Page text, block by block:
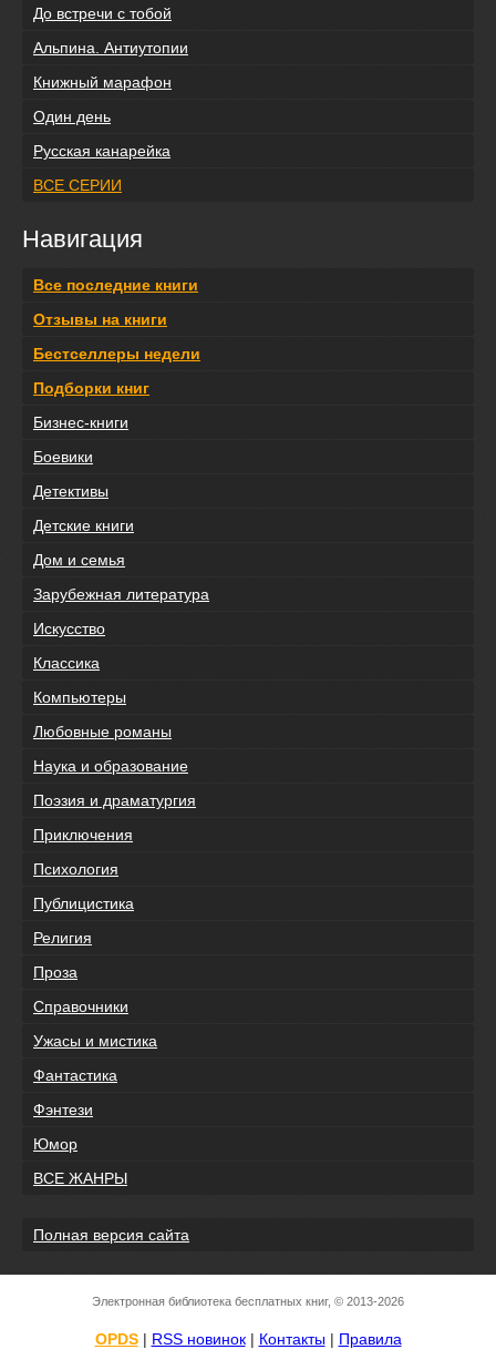
До встречи с тобой
Альпина. Антиутопии
Книжный марафон
Один день
Русская канарейка
ВСЕ СЕРИИ
Навигация
Все последние книги
Отзывы на книги
Бестселлеры недели
Подборки книг
Бизнес-книги
Боевики
Детективы
Детские книги
Дом и семья
Зарубежная литература
Искусство
Классика
Компьютеры
Любовные романы
Наука и образование
Поэзия и драматургия
Приключения
Психология
Публицистика
Религия
Проза
Справочники
Ужасы и мистика
Фантастика
Фэнтези
Юмор
ВСЕ ЖАНРЫ
Полная версия сайта
Электронная библиотека бесплатных книг, © 2013-2026
OPDS| RSS новинок| Контакты| Правила